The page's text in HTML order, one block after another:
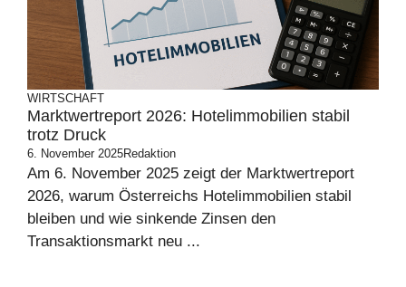
WIRTSCHAFT
Marktwertreport 2026: Hotelimmobilien stabil
trotz Druck
6. November 2025Redaktion
Am 6. November 2025 zeigt der Marktwertreport
2026, warum Österreichs Hotelimmobilien stabil
bleiben und wie sinkende Zinsen den
Transaktionsmarkt neu ...